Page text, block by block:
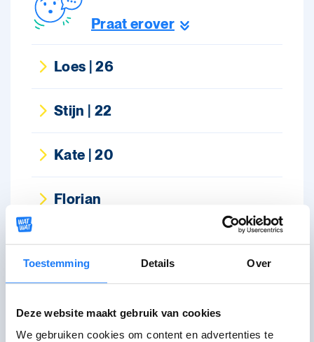
Toestemming Details Over
Deze website maakt gebruik van cookies
We gebruiken cookies om content en advertenties te
Praat erover
Loes | 26
Stijn | 22
Kate | 20
Florian
Praat erover